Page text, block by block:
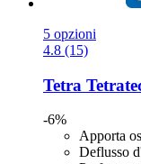
5 opzioni
4.8 (15)
Tetra
-6%
Apporta
Deflusso